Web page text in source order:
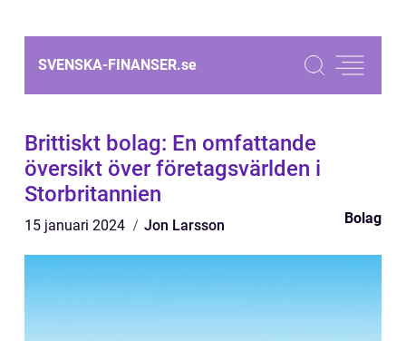
SVENSKA-FINANSER.se
Brittiskt bolag: En omfattande
översikt över företagsvärlden i
Storbritannien
15 januari 2024 Jon Larsson Bolag